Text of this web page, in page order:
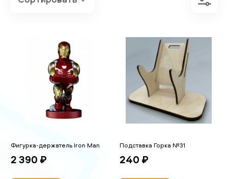
Фигурка-держатель Iron Man
2 390 ₽
Подставка Горка №31
240 ₽